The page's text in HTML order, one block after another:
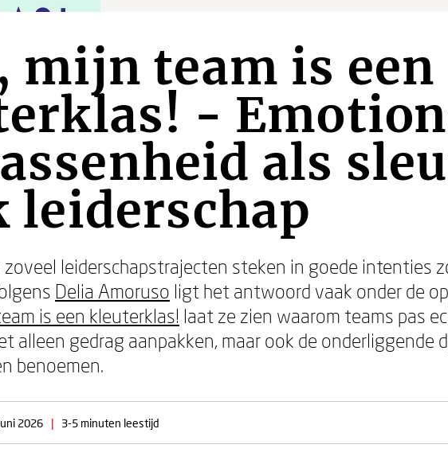
mijn team is een
-
als
leiderschap
zoveel leiderschapstrajecten steken in goede intenties
Delia Amoruso ligt het antwoord vaak onder de
is een kleuterklas! laat ze zien waarom teams pas
alleen gedrag aanpakken, maar ook de onderliggende
benoemen.
2026 | 3-5 minuten leestijd